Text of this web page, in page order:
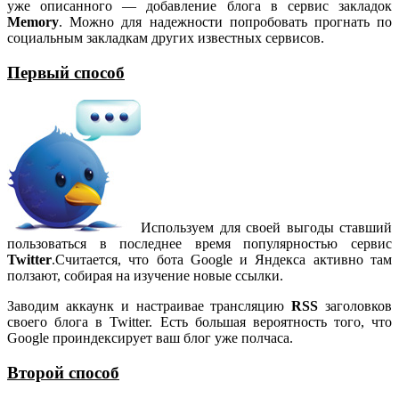
уже описанного — добавление блога в сервис закладок
Memory. Можно для надежности попробовать прогнать по
социальным закладкам других известных сервисов.
Первый способ
Используем для своей выгоды ставший
пользоваться в последнее время популярностью сервис
Twitter.Считается, что бота Google и Яндекса активно там
ползают, собирая на изучение новые ссылки.
Заводим аккаунк и настраивае трансляциюRSS заголовков
своего блога в Twitter. Есть большая вероятность того, что
Google проиндексирует ваш блог уже полчаса.
Второй способ